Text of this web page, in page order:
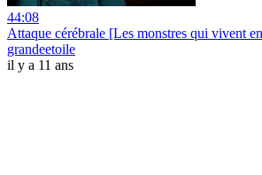
44:08
Attaque cérébrale [Les monstres qui vivent
grandeetoile
il y a 11 ans